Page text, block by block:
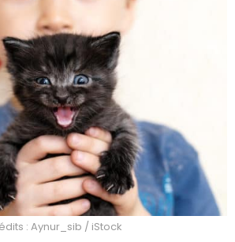
: Aynur_sib / iStock